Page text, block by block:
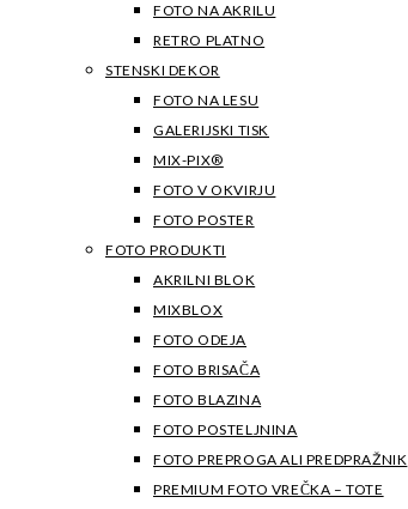
FOTO NA AKRILU
RETRO PLATNO
STENSKI DEKOR
FOTO NA LESU
GALERIJSKI TISK
MIX-PIX®
FOTO V OKVIRJU
FOTO POSTER
FOTO PRODUKTI
AKRILNI BLOK
MIXBLOX
FOTO ODEJA
FOTO BRISAČA
FOTO BLAZINA
FOTO POSTELJNINA
FOTO PREPROGA ALI PREDPRAŽNIK
PREMIUM FOTO VREČKA – TOTE